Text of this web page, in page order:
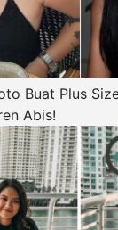
Buat Plus
Abis!